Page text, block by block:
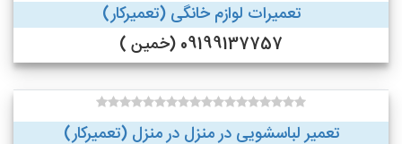
تعمیرات لوازم خانگی (تعمیرکار)
09199137757 (خمین )
تعمیر لباسشویی در منزل در منزل (تعمیرکار)